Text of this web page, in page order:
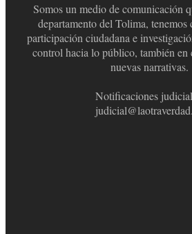
Somos un medio de comunicación
departamento del Tolima, tenemos
participación ciudadana e
control hacia lo público, también en
nuevas narrativas.
Notificaciones